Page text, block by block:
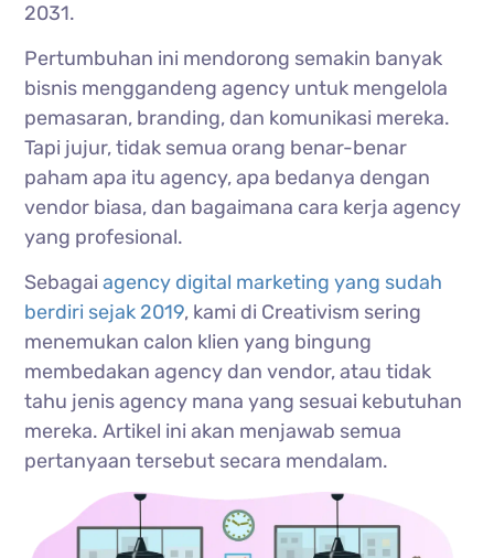
2031.
Pertumbuhan ini mendorong semakin banyak
bisnis menggandeng agency untuk mengelola
pemasaran, branding, dan komunikasi mereka.
Tapi jujur, tidak semua orang benar-benar
paham apa itu agency, apa bedanya dengan
vendor biasa, dan bagaimana cara kerja agency
yang profesional.
Sebagaiagency digital marketing yang sudah
berdiri sejak 2019, kami di Creativism sering
menemukan calon klien yang bingung
membedakan agency dan vendor, atau tidak
tahu jenis agency mana yang sesuai kebutuhan
mereka. Artikel ini akan menjawab semua
pertanyaan tersebut secara mendalam.